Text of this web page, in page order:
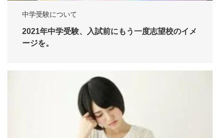
中学受験について
2021年中学受験、入試前にもう一度志望校のイメ
ージを。